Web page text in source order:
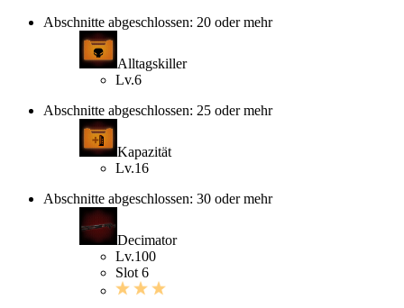
Abschnitte abgeschlossen: 20 oder mehr
Alltagskiller
Lv.6
Abschnitte abgeschlossen: 25 oder mehr
Kapazität
Lv.16
Abschnitte abgeschlossen: 30 oder mehr
Decimator
Lv.100
Slot 6